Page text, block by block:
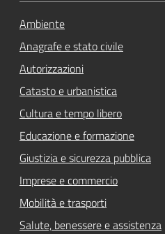
Ambiente
Anagrafe e stato civile
Autorizzazioni
Catasto e urbanistica
Cultura e tempo libero
Educazione e formazione
Giustizia e sicurezza pubblica
Imprese e commercio
Mobilità e trasporti
Salute, benessere e assistenza